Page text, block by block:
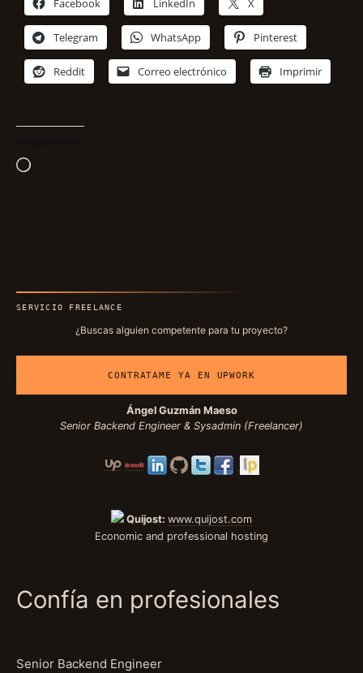
Facebook LinkedIn X
Telegram WhatsApp Pinterest
Reddit Correo electrónico Imprimir
Cargando...
SERVICIO FREELANCE
¿Buscas alguien competente para tu proyecto?
CONTRATAME YA EN UPWORK
Ángel Guzmán Maeso
Senior Backend Engineer & Sysadmin (Freelancer)
Quijost: www.quijost.com
Economic and professional hosting
Confía en profesionales
Senior Backend Engineer